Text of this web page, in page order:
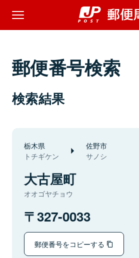
郵便番号検索
検索結果
栃木県
トチギケン
佐野市
サノシ
大古屋町
オオゴヤチョウ
327-0033
郵便番号をコピーする